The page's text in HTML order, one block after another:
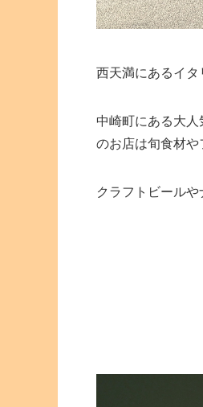
西天満にあるイタ
中崎町にある大人
のお店は旬食材や
クラフトビールや